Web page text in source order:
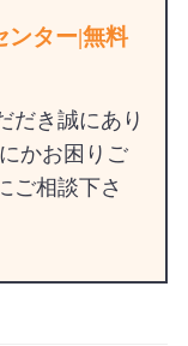
ンター|無料
だき誠にあり
かお困りご
ご相談下さ